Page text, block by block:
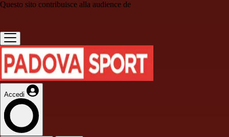
Questo sito contribuisce alla audience de
Accedi